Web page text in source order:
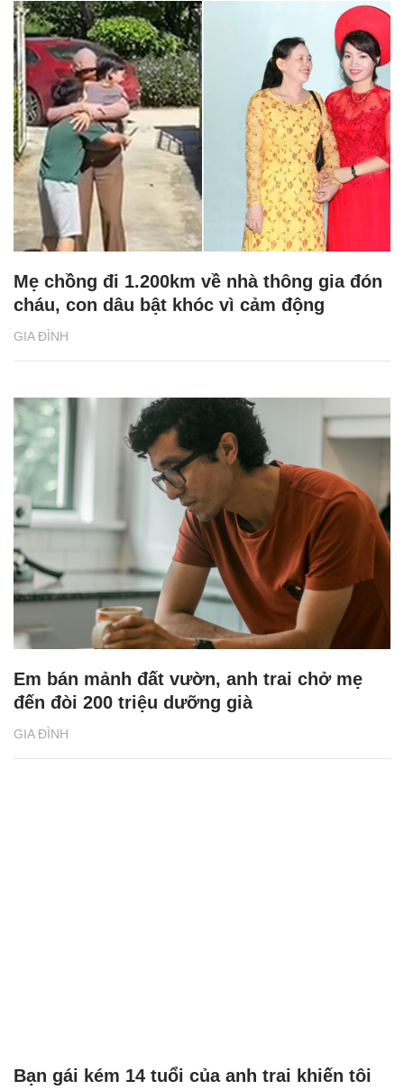
GIA ĐÌNH
Mẹ chồng đi 1.200km về nhà thông gia đón
cháu, con dâu bật khóc vì cảm động
GIA ĐÌNH
Em bán mảnh đất vườn, anh trai chở mẹ
đến đòi 200 triệu dưỡng già
Bạn gái kém 14 tuổi của anh trai khiến tôi